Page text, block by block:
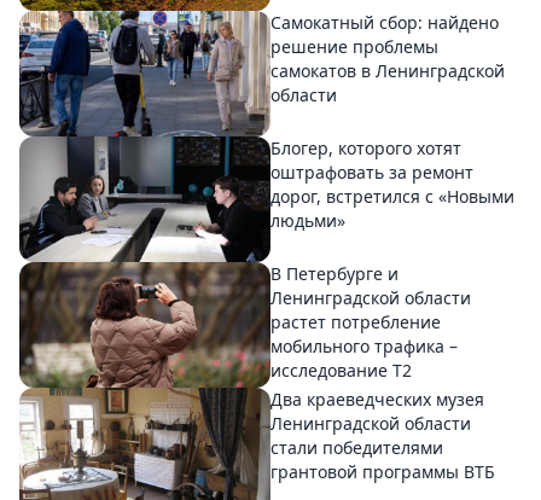
Самокатный сбор: найдено
решение проблемы
самокатов в Ленинградской
области
Блогер, которого хотят
оштрафовать за ремонт
дорог, встретился с «Новыми
людьми»
В Петербурге и
Ленинградской области
растет потребление
мобильного трафика –
исследование T2
Два краеведческих музея
Ленинградской области
стали победителями
грантовой программы ВТБ